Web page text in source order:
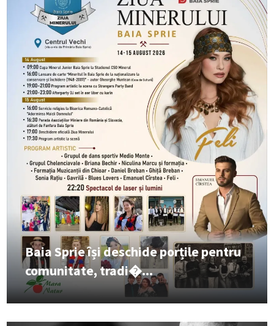
Baia Sprie își deschide porțile pentru
comunitate, tradi�...